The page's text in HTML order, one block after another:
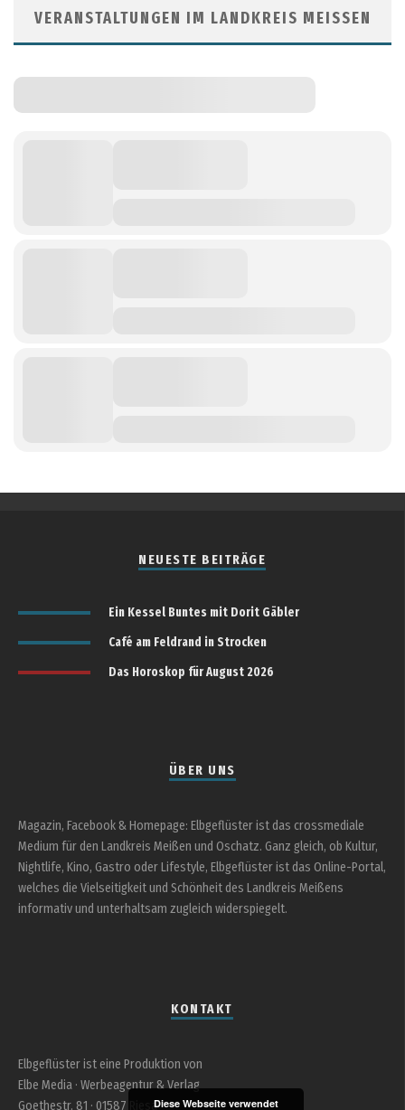
VERANSTALTUNGEN IM LANDKREIS MEISSEN
NEUESTE BEITRÄGE
Ein Kessel Buntes mit Dorit Gäbler
Café am Feldrand in Strocken
Das Horoskop für August 2026
ÜBER UNS
Magazin, Facebook & Homepage: Elbgeflüster ist das crossmediale
Medium für den Landkreis Meißen und Oschatz. Ganz gleich, ob Kultur,
Nightlife, Kino, Gastro oder Lifestyle, Elbgeflüster ist das Online-Portal,
welches die Vielseitigkeit und Schönheit des Landkreis Meißens
informativ und unterhaltsam zugleich widerspiegelt.
KONTAKT
Elbgeflüster ist eine Produktion von
Elbe Media · Werbeagentur & Verlag
Goethestr. 81 · 01587 RiesaDiese Webseite verwendet